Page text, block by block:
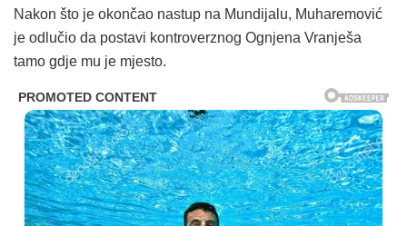
Nakon što je okončao nastup na Mundijalu, Muharemović
je odlučio da postavi kontroverznog Ognjena Vranješa
tamo gdje mu je mjesto.